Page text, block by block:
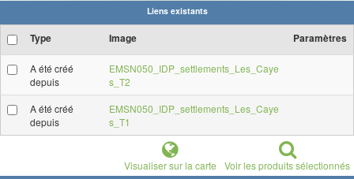
Liens existants
Type Image Paramètres
A été créé
depuis
EMSN050_IDP_settlements_Les_Caye
s_T2
A été créé
depuis
EMSN050_IDP_settlements_Les_Caye
s_T1
Visualiser sur la carte Voir les produits sélectionnés